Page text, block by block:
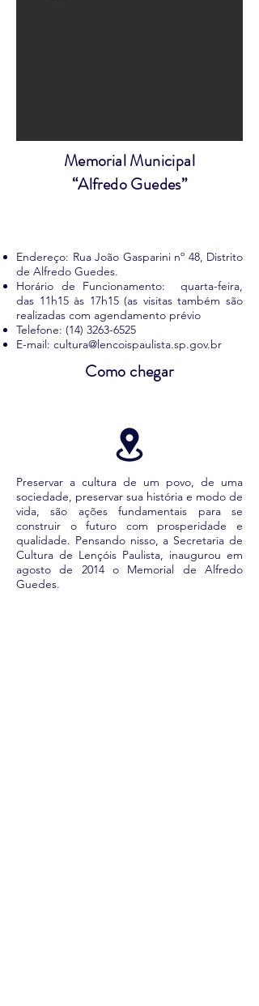
Memorial Municipal
“Alfredo Guedes”
Endereço: Rua João Gasparini nº 48, Distrito
de Alfredo Guedes.
Horário de Funcionamento: quarta-feira,
das 11h15 às 17h15 (as visitas também são
realizadas com agendamento prévio
Telefone: (14) 3263-6525
E-mail: cultura@lencoispaulista.sp.gov.br
Como chegar
Preservar a cultura de um povo, de uma
sociedade, preservar sua história e modo de
vida, são ações fundamentais para se
construir o futuro com prosperidade e
qualidade. Pensando nisso, a Secretaria de
Cultura de Lençóis Paulista, inaugurou em
agosto de 2014 o Memorial de Alfredo
Guedes.